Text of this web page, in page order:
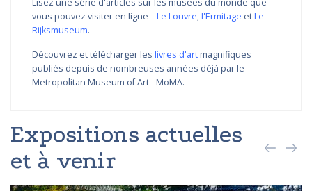
Lisez une série d'articles sur les musées du monde que
vous pouvez visiter en ligne –Le Louvre,l'Ermitage etLe
Rijksmuseum.
Découvrez et télécharger les livres d'artmagnifiques
publiés depuis de nombreuses années déjà par le
Metropolitan Museum of Art - MoMA.
Expositions actuelles
et à venir